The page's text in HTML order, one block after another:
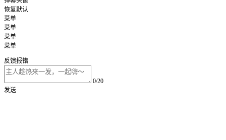
恢复默认
菜单
菜单
菜单
菜单
反馈报错
0/20
发送